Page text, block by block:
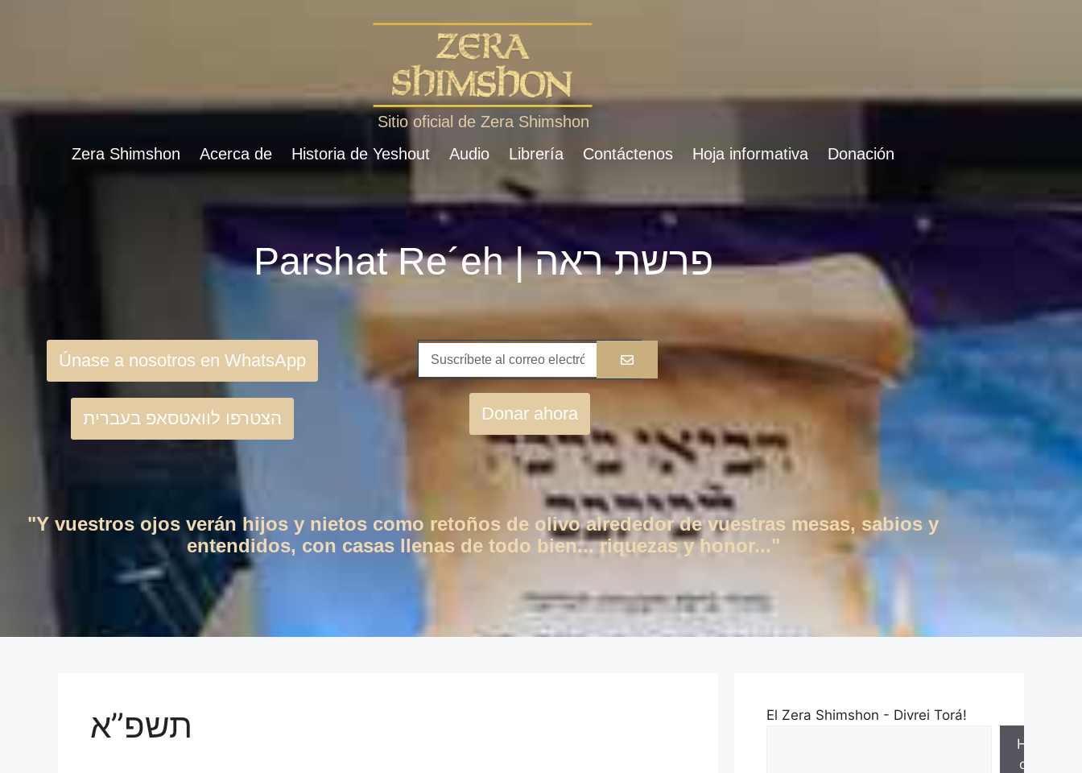
Sitio oficial de Zera Shimshon
Zera Shimshon
Acerca de Historia de Yeshout Audio Librería Contáctenos Hoja informativa Donación
Parshat Re´eh | פרשת ראה
Únase a nosotros en WhatsApp
הצטרפו לוואטסאפ בעברית Donar ahora
"Y vuestros ojos verán hijos y nietos como retoños de olivo alrededor de vuestras mesas, sabios y
entendidos, con casas llenas de todo bien... riquezas y honor..."
תשפ”א
El Zera Shimshon - Divrei Torá!
Hojas
de la